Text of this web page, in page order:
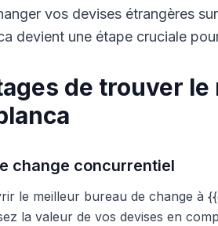
vos devises étrangères
devient une étape cruciale
de trouver
change concurrentiel
le meilleur bureau de change à
la valeur de vos devises en